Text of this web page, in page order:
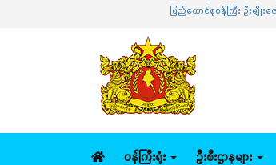
ပြည်ထောင်စုဝန်ကြီး ဦးမျိုးဇော်သိမ်း ယူ
ဝန်ကြီးရုံး ဦးစီးဌာနများ